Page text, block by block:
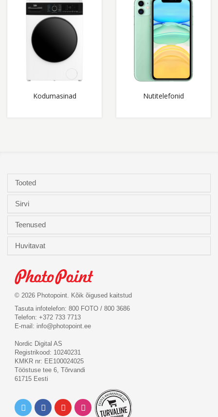
Kodumasinad Nutitelefonid
Tooted
Sirvi
Teenused
Huvitavat
© 2026 Photopoint. Kõik õigused kaitstud
Tasuta infotelefon: 800 FOTO / 800 3686
Telefon: +372 733 7713
E-mail: info@photopoint.ee
Nordic Digital AS
Registrikood: 10240231
KMKR nr: EE100024025
Tööstuse tee 6, Tõrvandi
61715 Eesti